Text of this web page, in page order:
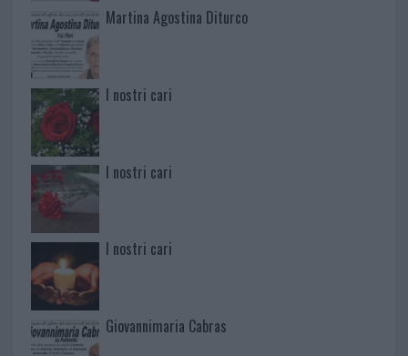
Martina Agostina Diturco
I nostri cari
I nostri cari
I nostri cari
Giovannimaria Cabras